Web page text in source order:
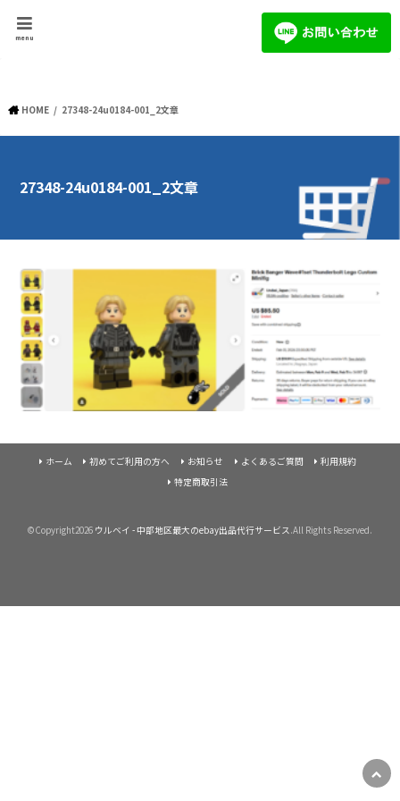
menu
HOME 27348-24u0184-001_2文章
27348-24u0184-001_2文章
ホーム 初めてご利用の方へ お知らせ よくあるご質問
利用規約
特定商取引法
©Copyright2026 ウルベイ - 中部地区最大のebay出品代行サービス.All Rights Reserved.